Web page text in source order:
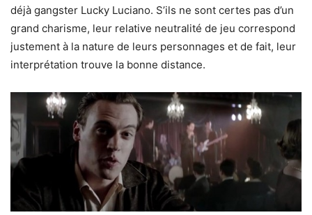
déjà gangster Lucky Luciano. S’ils ne sont certes pas d’un
grand charisme, leur relative neutralité de jeu correspond
justement à la nature de leurs personnages et de fait, leur
interprétation trouve la bonne distance.